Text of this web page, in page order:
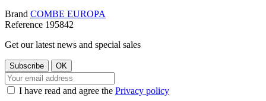
Brand COMBE EUROPA
Reference 195842
Get our latest news and special sales
I have read and agree the Privacy policy